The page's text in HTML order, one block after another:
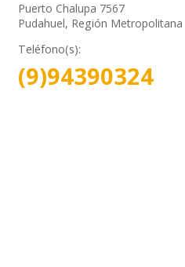
Puerto Chalupa 7567
Pudahuel, Región Metropolitana
Teléfono(s):
(9)94390324